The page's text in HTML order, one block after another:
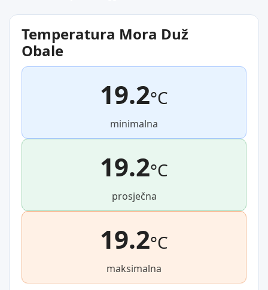
Temperatura Mora Duž
Obale
19.2°C
minimalna
19.2°C
prosječna
19.2°C
maksimalna